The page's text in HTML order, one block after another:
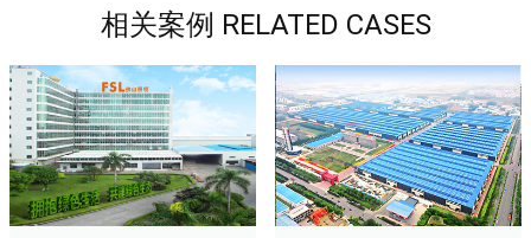
相关案例 RELATED CASES